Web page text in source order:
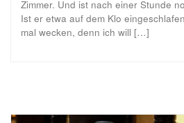
Zimmer. Und ist nach einer Stunde
Ist er etwa auf dem Klo
mal wecken, denn ich will […]